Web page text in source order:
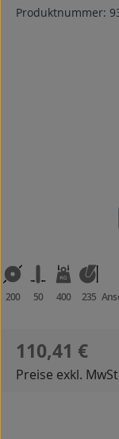
Produktnummer:
200 50 400 235
Regulärer Preis:
110,41 €
Preise exkl.